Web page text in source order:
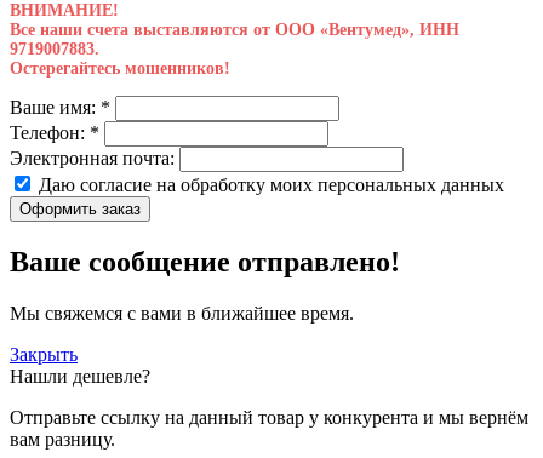
ВНИМАНИЕ!
Все наши счета выставляются от ООО «Вентумед», ИНН
9719007883.
Остерегайтесь мошенников!
Ваше имя: *
Телефон: *
Электронная почта:
Даю согласие на обработку моих персональных данных
Оформить заказ
Ваше сообщение отправлено!
Мы свяжемся с вами в ближайшее время.
Закрыть
Нашли дешевле?
Отправьте ссылку на данный товар у конкурента и мы вернём
вам разницу.